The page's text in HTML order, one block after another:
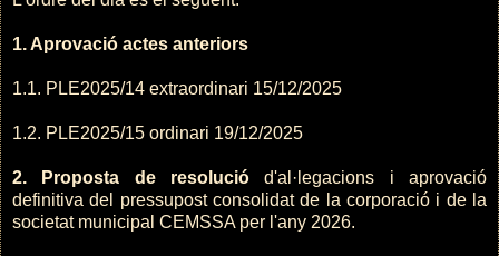
1. Aprovació actes anteriors
1.1. PLE2025/14 extraordinari 15/12/2025
1.2. PLE2025/15 ordinari 19/12/2025
2. Proposta de resoluciód'al·legacions i aprovació
definitiva del pressupost consolidat de la corporació i de la
societat municipal CEMSSA per l'any 2026.